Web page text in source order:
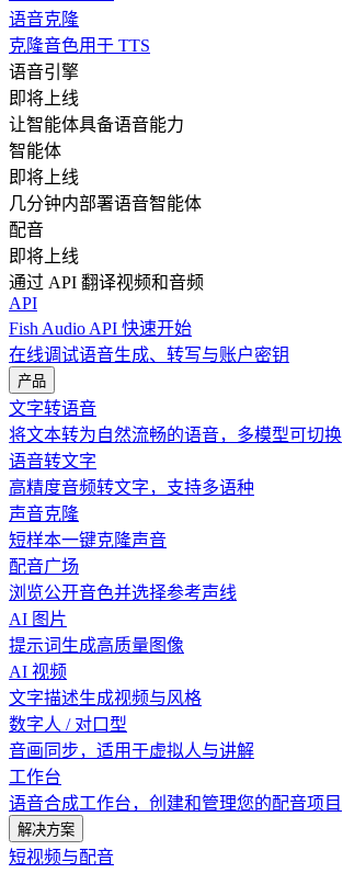
语音克隆
克隆音色用于 TTS
语音引擎
即将上线
让智能体具备语音能力
智能体
即将上线
几分钟内部署语音智能体
配音
即将上线
通过 API 翻译视频和音频
API
Fish Audio API 快速开始
在线调试语音生成、转写与账户密钥
产品
文字转语音
将文本转为自然流畅的语音，多模型可切换
语音转文字
高精度音频转文字，支持多语种
声音克隆
短样本一键克隆声音
配音广场
浏览公开音色并选择参考声线
AI 图片
提示词生成高质量图像
AI 视频
文字描述生成视频与风格
数字人 / 对口型
音画同步，适用于虚拟人与讲解
工作台
语音合成工作台，创建和管理您的配音项目
解决方案
短视频与配音